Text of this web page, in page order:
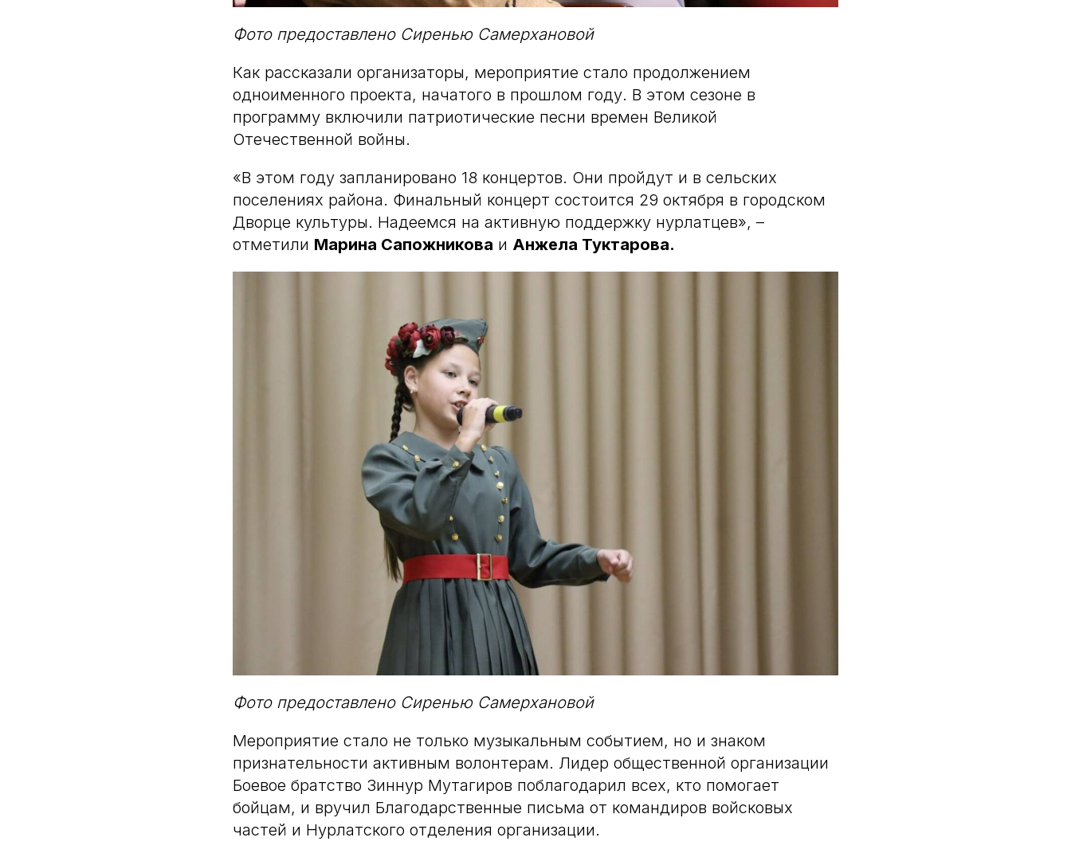
Фото предоставлено Сиренью Самерхановой
Как рассказали организаторы, мероприятие стало продолжением
одноименного проекта, начатого в прошлом году. В этом сезоне в
программу включили патриотические песни времен Великой
Отечественной войны.
«В этом году запланировано 18 концертов. Они пройдут и в сельских
поселениях района. Финальный концерт состоится 29 октября в городском
Дворце культуры. Надеемся на активную поддержку нурлатцев», –
отметили Марина Сапожникова и Анжела Туктарова.
Фото предоставлено Сиренью Самерхановой
Мероприятие стало не только музыкальным событием, но и знаком
признательности активным волонтерам. Лидер общественной организации
Боевое братство Зиннур Мутагиров поблагодарил всех, кто помогает
бойцам, и вручил Благодарственные письма от командиров войсковых
частей и Нурлатского отделения организации.